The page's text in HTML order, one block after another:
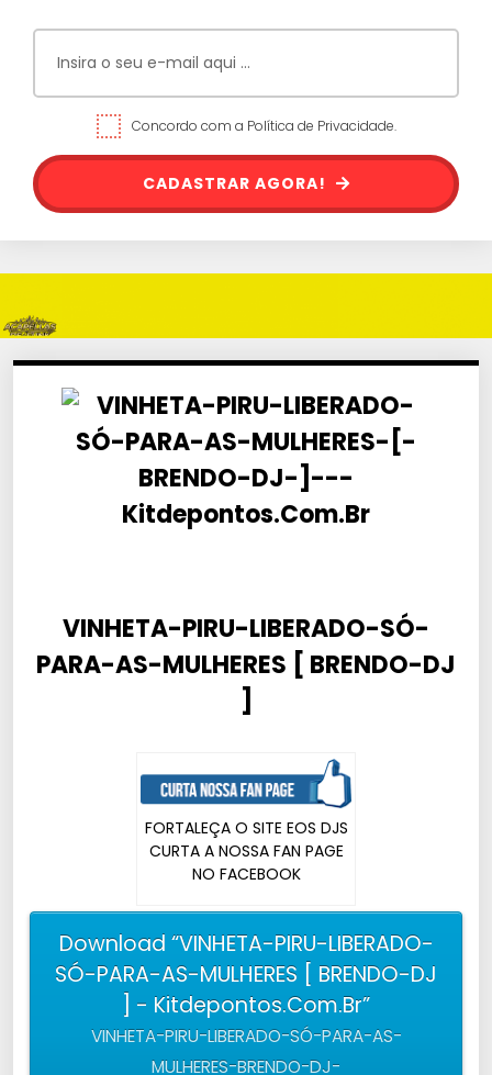
Concordo com a Política de Privacidade.
CADASTRAR AGORA!
VINHETA-PIRU-LIBERADO-SÓ-
PARA-AS-MULHERES [ BRENDO-DJ
]
FORTALEÇA O SITE EOS DJS
CURTA A NOSSA FAN PAGE
NO FACEBOOK
Download “VINHETA-PIRU-LIBERADO-
SÓ-PARA-AS-MULHERES [ BRENDO-DJ
] - Kitdepontos.Com.Br”
VINHETA-PIRU-LIBERADO-SÓ-PARA-AS-
MULHERES-BRENDO-DJ-